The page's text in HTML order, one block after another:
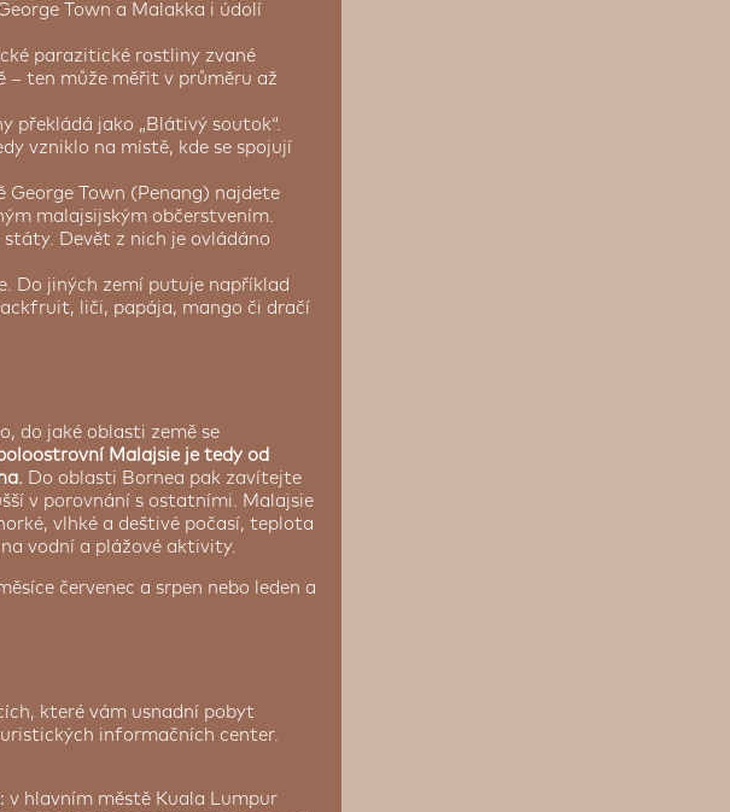
Town a Malakka i údolí
parazitické rostliny zvané
– ten může měřit v průměru až
překládá jako „Blátivý soutok“.
vzniklo na místě, kde se spojují
George Town (Penang) najdete
malajsijským občerstvením.
Devět z nich je ovládáno
Do jiných zemí putuje například
liči, papája, mango či dračí
do jaké oblasti země se
Malajsie je tedy od
Do oblasti Bornea pak zavítejte
v porovnání s ostatními. Malajsie
vlhké a deštivé počasí, teplota
na vodní a plážové aktivity.
červenec a srpen nebo leden a
které vám usnadní pobyt
informačních center.
: v hlavním městě Kuala Lumpur